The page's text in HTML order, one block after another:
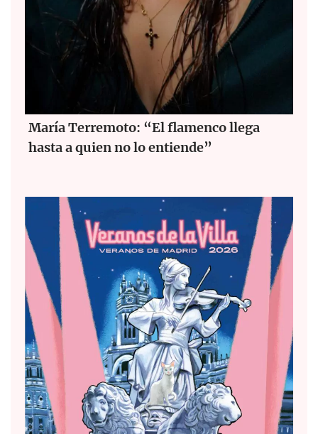
María Terremoto: “El flamenco llega
hasta a quien no lo entiende”